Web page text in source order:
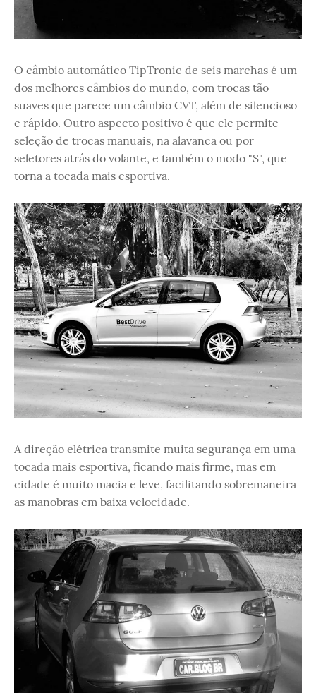
O câmbio automático TipTronic de seis marchas é um
dos melhores câmbios do mundo, com trocas tão
suaves que parece um câmbio CVT, além de silencioso
e rápido. Outro aspecto positivo é que ele permite
seleção de trocas manuais, na alavanca ou por
seletores atrás do volante, e também o modo "S", que
torna a tocada mais esportiva.
A direção elétrica transmite muita segurança em uma
tocada mais esportiva, ficando mais firme, mas em
cidade é muito macia e leve, facilitando sobremaneira
as manobras em baixa velocidade.